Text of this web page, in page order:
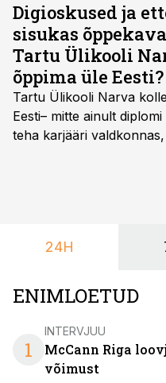
Digioskused ja
sisukas
Tartu Ülikooli
õppima üle Eesti?
Tartu Ülikooli Narva
Eesti– mitte ainult
teha karjääri
24H
ENIMLOETUD
1
INTERVJUU
McCann Riga
võimust